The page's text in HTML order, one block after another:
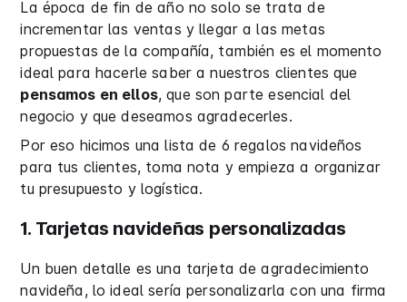
La época de fin de año no solo se trata de
incrementar las ventas y llegar a las metas
propuestas de la compañía, también es el momento
ideal para hacerle saber a nuestros clientes que
pensamos en ellos, que son parte esencial del
negocio y que deseamos agradecerles.
Por eso hicimos una lista de 6 regalos navideños
para tus clientes, toma nota y empieza a organizar
tu presupuesto y logística.
1. Tarjetas navideñas personalizadas
Un buen detalle es una tarjeta de agradecimiento
navideña, lo ideal sería personalizarla con una firma